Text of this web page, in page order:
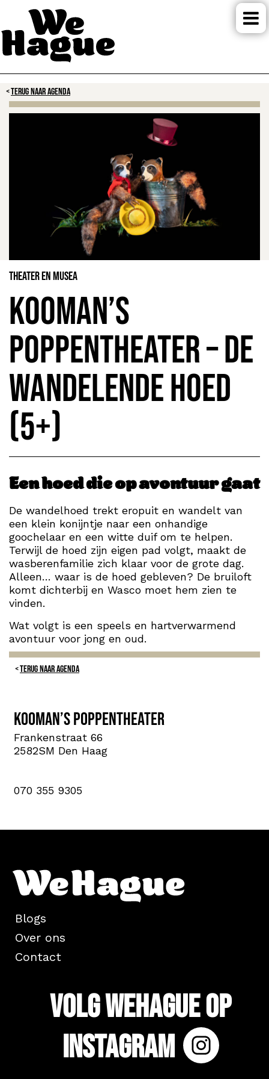
TERUG NAAR AGENDA
Theater en Musea
Kooman’s
Poppentheater – De
wandelende hoed
(5+)
Een hoed die op avontuur gaat
De wandelhoed trekt eropuit en wandelt van
een klein konijntje naar een onhandige
goochelaar en een witte duif om te helpen.
Terwijl de hoed zijn eigen pad volgt, maakt de
wasberenfamilie zich klaar voor de grote dag.
Alleen… waar is de hoed gebleven? De bruiloft
komt dichterbij en Wasco moet hem zien te
vinden.
Wat volgt is een speels en hartverwarmend
avontuur voor jong en oud.
TERUG NAAR AGENDA
Kooman’s Poppentheater
Frankenstraat 66
2582SM Den Haag
070 355 9305
Blogs
Over ons
Contact
Volg WeHague op
Instagram